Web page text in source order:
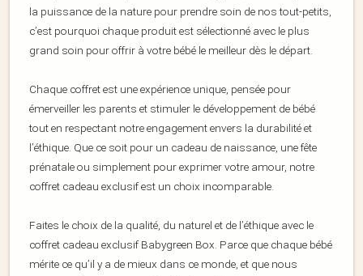
la puissance de la nature pour prendre soin de nos tout-petits,
c’est pourquoi chaque produit est sélectionné avec le plus
grand soin pour offrir à votre bébé le meilleur dès le départ.
Chaque coffret est une expérience unique, pensée pour
émerveiller les parents et stimuler le développement de bébé
tout en respectant notre engagement envers la durabilité et
l’éthique. Que ce soit pour un cadeau de naissance, une fête
prénatale ou simplement pour exprimer votre amour, notre
coffret cadeau exclusif est un choix incomparable.
Faites le choix de la qualité, du naturel et de l’éthique avec le
coffret cadeau exclusif Babygreen Box. Parce que chaque bébé
mérite ce qu’il y a de mieux dans ce monde, et que nous